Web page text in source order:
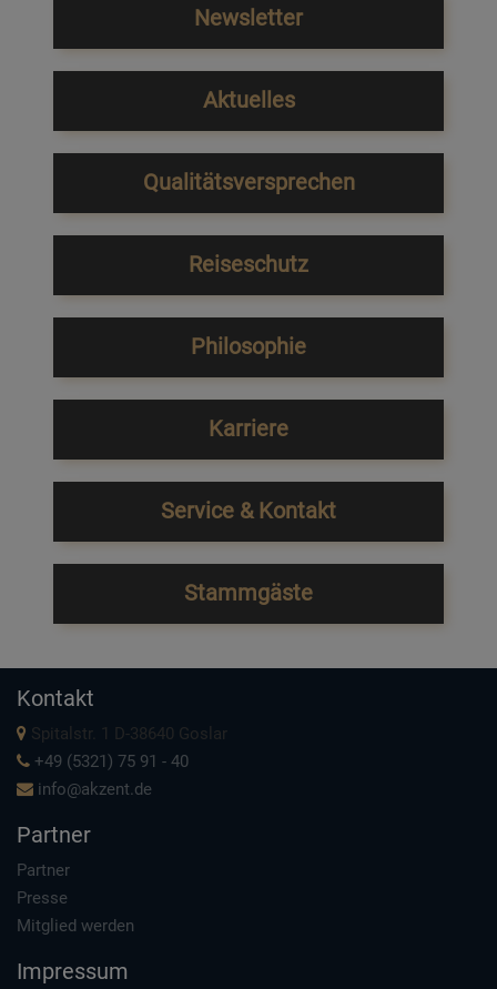
Newsletter
Aktuelles
Qualitätsversprechen
Reiseschutz
Philosophie
Karriere
Service & Kontakt
Stammgäste
Kontakt
Spitalstr. 1 D-38640 Goslar
+49 (5321) 75 91 - 40
info@akzent.de
Partner
Partner
Presse
Mitglied werden
Impressum